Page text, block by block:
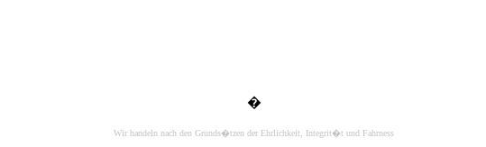
�
Wir handeln nach den Grunds�tzen der Ehrlichkeit, Integrit�t und Fahrness